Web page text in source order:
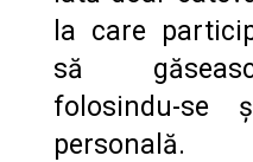
la care
să
folosindu-se
personală.